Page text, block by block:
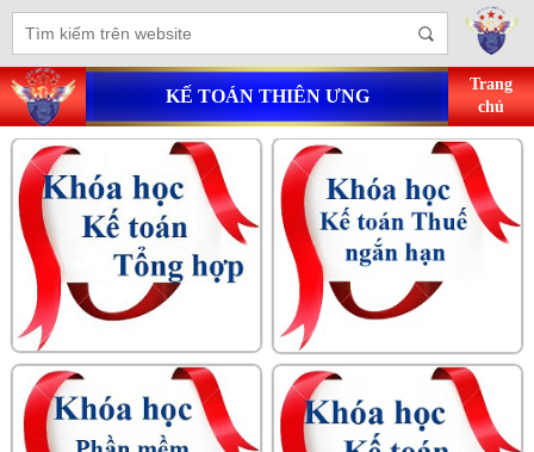
KẾ TOÁN THIÊN ƯNG
Trang
chủ